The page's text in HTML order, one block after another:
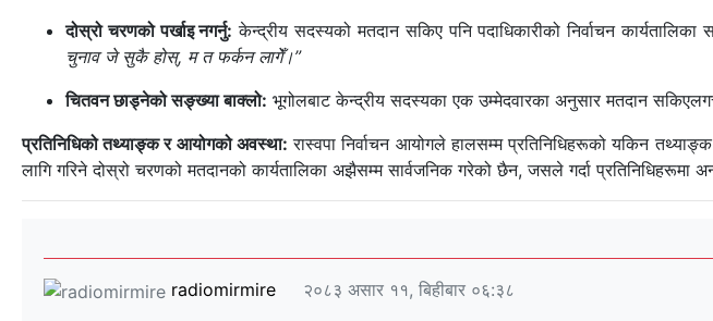
दोस्रो चरणको पर्खाइ नगर्नु: केन्द्रीय सदस्यको मतदान सकिए पनि पदाधिकारीको निर्वाचन
चुनाव जे सुकै होस्, म त फर्कन लागेँ।”
चितवन छाड्नेको सङ्ख्या बाक्लो: भूगोलबाट केन्द्रीय सदस्यका एक उम्मेदवारका अनुसार मतदान
प्रतिनिधिको तथ्याङ्क र आयोगको अवस्था: रास्वपा निर्वाचन आयोगले हालसम्म प्रतिनिधिहरूको यकिन
लागि गरिने दोस्रो चरणको मतदानको कार्यतालिका अझैसम्म सार्वजनिक गरेको छैन, जसले गर्दा प्रतिनिधिहरूमा
radiomirmire २०८३ असार ११, बिहीबार ०६:३८